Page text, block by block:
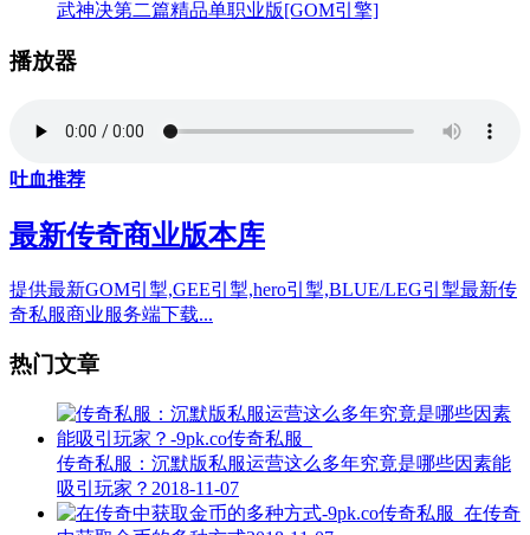
武神决第二篇精品单职业版[GOM引擎]
播放器
吐血推荐
最新传奇商业版本库
提供最新GOM引掣,GEE引掣,hero引掣,BLUE/LEG引掣最新传
奇私服商业服务端下载...
热门文章
传奇私服：沉默版私服运营这么多年究竟是哪些因素能
吸引玩家？ 2018-11-07
在传奇